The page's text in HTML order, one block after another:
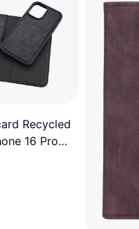
Recycled
16 Pro